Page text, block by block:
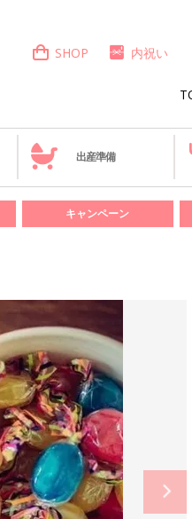
SHOP 内祝い
出産準備
キャンペーン